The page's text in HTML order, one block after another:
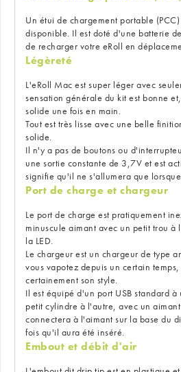
Un étui de chargement portable
disponible. Il est doté d'une batterie
de recharger votre eRoll en
Légèreté
L'eRoll Mac est super léger avec
sensation générale du kit est bonne
solide une fois en main.
Tout est très lisse avec une belle
solide.
Il n'y a pas de boutons ou
une sortie constante de 3,7V et est
signifie qu'il ne s'allumera que
Port de charge et chargeur
Le port de charge est pratiquement
minuscule aimant avec un petit trou à
la LED.
Le chargeur est un chargeur de type
vous vapotez depuis un certain
certainement son style.
Il est équipé d'un port USB standard
petit cylindre à l'autre, avec un
connectera à l'aimant sur la base du
fois qu'il aura été inséré.
Embout et débit d'air